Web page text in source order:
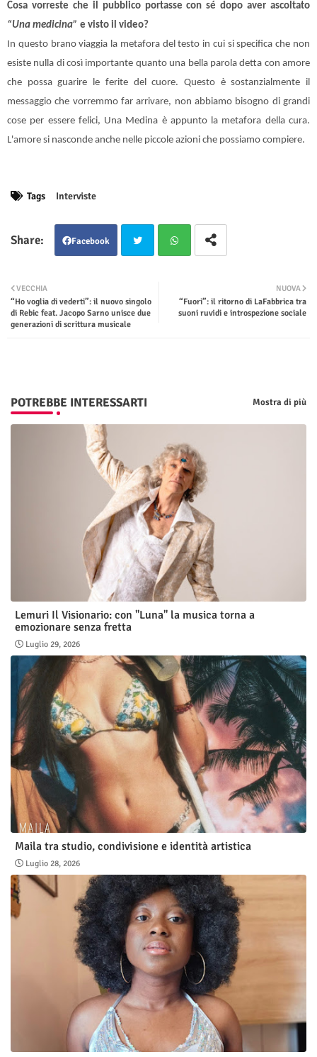
Cosa vorreste che il pubblico portasse con sé dopo aver ascoltato
“Una medicina” e visto il video?
In questo brano viaggia la metafora del testo in cui si specifica che non
esiste nulla di così importante quanto una bella parola detta con amore
che possa guarire le ferite del cuore. Questo è sostanzialmente il
messaggio che vorremmo far arrivare, non abbiamo bisogno di grandi
cose per essere felici, Una Medina è appunto la metafora della cura.
L'amore si nasconde anche nelle piccole azioni che possiamo compiere.
Tags Interviste
Facebook
ter
NUOVA
“Fuori”: il ritorno di LaFabbrica tra
suoni ruvidi e introspezione sociale
VECCHIA
“Ho voglia di vederti”: il nuovo singolo
di Rebic feat. Jacopo Sarno unisce due
generazioni di scrittura musicale
POTREBBE INTERESSARTI Mostra di più
Lemuri Il Visionario: con "Luna" la musica torna a
emozionare senza fretta
Luglio 29, 2026
Maila tra studio, condivisione e identità artistica
Luglio 28, 2026